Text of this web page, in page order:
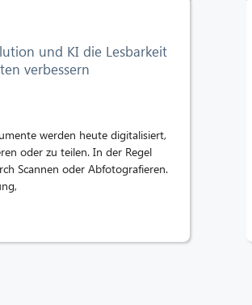
und KI die Lesbarkeit
verbessern
werden heute digitalisiert,
oder zu teilen. In der Regel
Scannen oder Abfotografieren.